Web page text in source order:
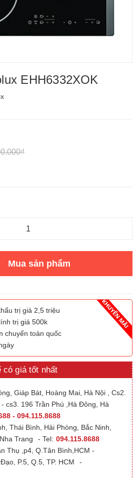
EHH6332XOK
Mua sản phẩm
trị giá 2,5 triệu
trị giá 500k
chuyển toàn quốc
có giá tốt nhất
Giáp Bát, Hoàng Mai, Hà Nội , Cs2.
cs3. 196 Trần Phú ,Hà Đông, Hà
- 094.115.8688
Thái Bình, Hải Phòng, Bắc Ninh,
Trang
- Tel: 094.115.8688
Thụ ,p4, Q.Tân Bình,HCM -
P.5, Q.5, TP. HCM
-